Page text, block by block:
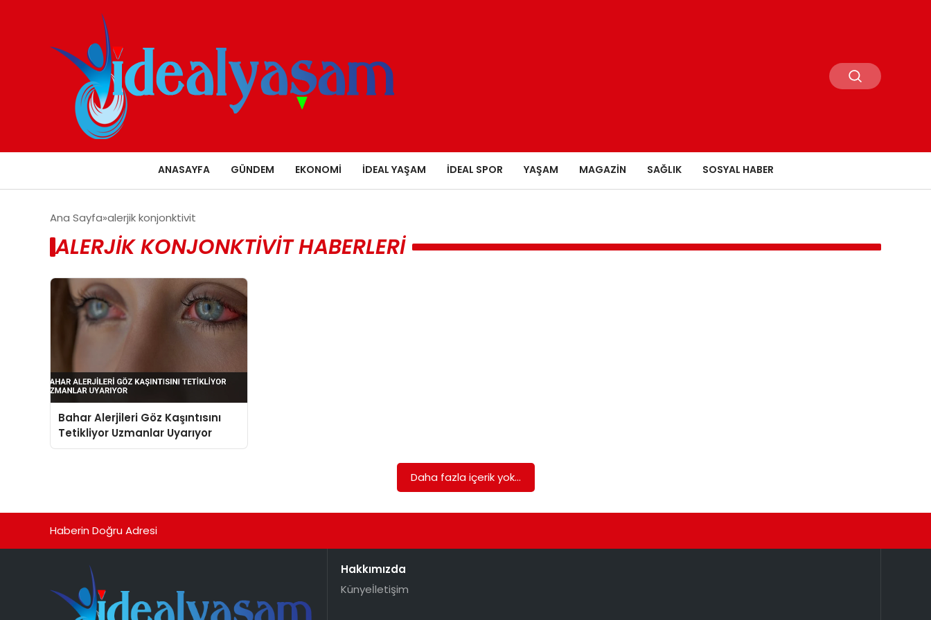
ANASAYFA GÜNDEM EKONOMI İDEAL YAŞAM İDEAL SPOR YAŞAM MAGAZIN SAĞLIK SOSYAL HABER
Ana Sayfa alerjik konjonktivit
ALERJIK KONJONKTIVIT HABERLERI
Bahar Alerjileri Göz Kaşıntısını
Tetikliyor Uzmanlar Uyarıyor
Daha fazla içerik yok...
Haberin Doğru Adresi
Hakkımızda
Künyeİletişim